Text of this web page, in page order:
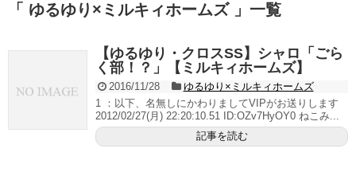
「 ゆるゆり×ミルキィホームズ 」一覧
【ゆるゆり・クロスSS】シャロ「ごら
く部！？」【ミルキィホームズ】
2016/11/28
ゆるゆり×ミルキィホームズ
1 ：以下、名無しにかわりましてVIPがお送りします
2012/02/27(月) 22:20:10.51 ID:OZv7HyOY0 ねこみ...
記事を読む